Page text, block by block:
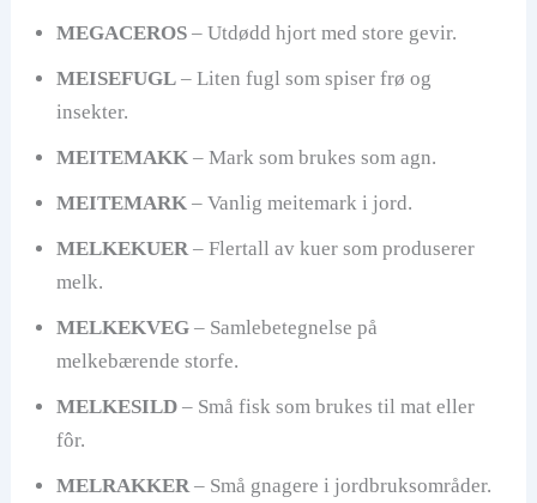
MEGACEROS– Utdødd hjort med store gevir.
MEISEFUGL– Liten fugl som spiser frø og
insekter.
MEITEMAKK– Mark som brukes som agn.
MEITEMARK– Vanlig meitemark i jord.
MELKEKUER– Flertall av kuer som produserer
melk.
MELKEKVEG– Samlebetegnelse på
melkebærende storfe.
MELKESILD– Små fisk som brukes til mat eller
fôr.
MELRAKKER– Små gnagere i jordbruksområder.